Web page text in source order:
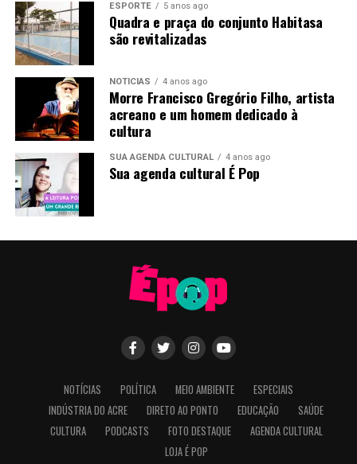
ESPORTE 5 anos ago
Quadra e praça do conjunto Habitasa
são revitalizadas
NOTÍCIAS 4 anos ago
Morre Francisco Gregório Filho, artista
acreano e um homem dedicado à
cultura
SUA AGENDA CULTURAL 4 anos ago
Sua agenda cultural É Pop
NOTÍCIAS POLÍTICA MEIO AMBIENTE
ESPECIAIS
INDÚSTRIA DO ACRE
DIRETO AO PONTO EDUCAÇÃO
SAÚDE
CULTURA
PODCASTS FOTO DESTAQUE
AGENDA CULTURAL
LOJA É POP